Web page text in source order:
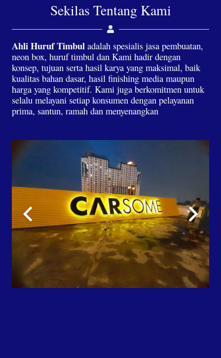
Sekilas Tentang Kami
Ahli Huruf Timbul adalah spesialis jasa pembuatan,
neon box, huruf timbul dan Kami hadir dengan
konsep, tujuan serta hasil karya yang maksimal, baik
kualitas bahan dasar, hasil finishing media maupun
harga yang kompetitif. Kami juga berkomitmen untuk
selalu melayani setiap konsumen dengan pelayanan
prima, santun, ramah dan menyenangkan